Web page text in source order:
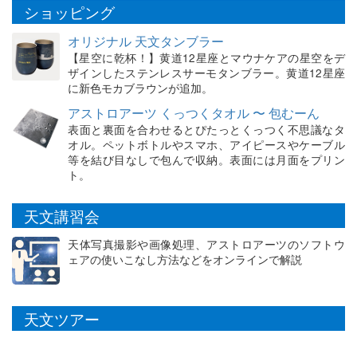
ショッピング
オリジナル 天文タンブラー
【星空に乾杯！】黄道12星座とマウナケアの星空をデ
ザインしたステンレスサーモタンブラー。黄道12星座
に新色モカブラウンが追加。
アストロアーツ くっつくタオル 〜 包むーん
表面と裏面を合わせるとぴたっとくっつく不思議なタ
オル。ペットボトルやスマホ、アイピースやケーブル
等を結び目なしで包んで収納。表面には月面をプリン
ト。
天文講習会
天体写真撮影や画像処理、アストロアーツのソフトウ
ェアの使いこなし方法などをオンラインで解説
天文ツアー